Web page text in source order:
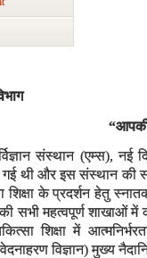
संस्थान (एम्स), नई
थी और इस संस्थान की
शिक्षा के प्रदर्शन हेतु
सभी महत्वपूर्ण शाखाओं में
शिक्षा में
विज्ञान) मुख्य